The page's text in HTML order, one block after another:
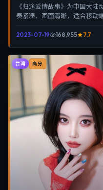
《归途爱情故事》为中国大
奏紧凑、画面清晰，适合移动
2023-07-19 168,955 7.7
台湾 高分